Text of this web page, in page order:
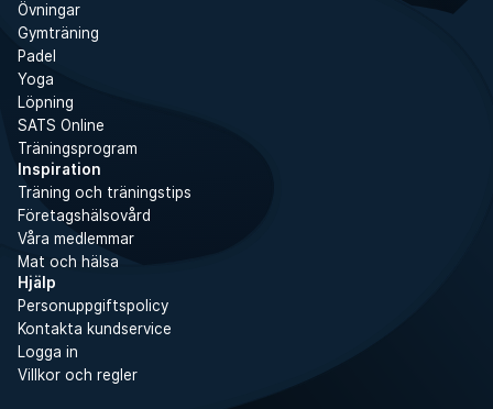
Övningar
Gymträning
Padel
Yoga
Löpning
SATS Online
Träningsprogram
Inspiration
Träning och träningstips
Företagshälsovård
Våra medlemmar
Mat och hälsa
Hjälp
Personuppgiftspolicy
Kontakta kundservice
Logga in
Villkor och regler